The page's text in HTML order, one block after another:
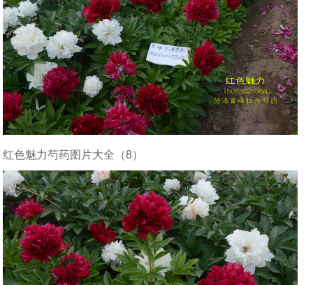
红色魅力芍药图片大全（8）